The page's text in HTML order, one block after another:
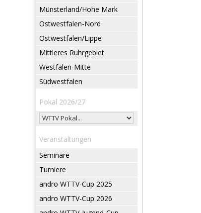
Münsterland/Hohe Mark
Ostwestfalen-Nord
Ostwestfalen/Lippe
Mittleres Ruhrgebiet
Westfalen-Mitte
Südwestfalen
Pokal 2026/27
Veranstaltungen
Seminare
Turniere
andro WTTV-Cup 2025
andro WTTV-Cup 2026